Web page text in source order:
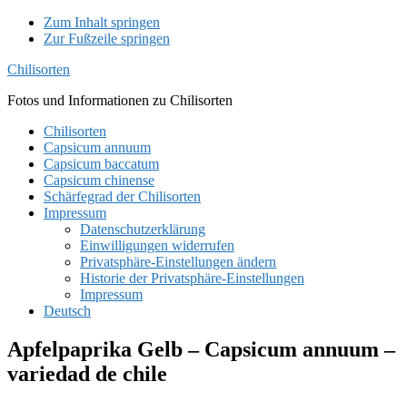
Zum Inhalt springen
Zur Fußzeile springen
Chilisorten
Fotos und Informationen zu Chilisorten
Chilisorten
Capsicum annuum
Capsicum baccatum
Capsicum chinense
Schärfegrad der Chilisorten
Impressum
Datenschutzerklärung
Einwilligungen widerrufen
Privatsphäre-Einstellungen ändern
Historie der Privatsphäre-Einstellungen
Impressum
Deutsch
Apfelpaprika Gelb – Capsicum annuum –
variedad de chile